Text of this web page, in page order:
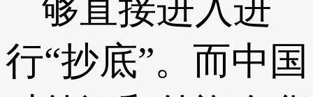
够直接进入进
行“抄底”。而中国